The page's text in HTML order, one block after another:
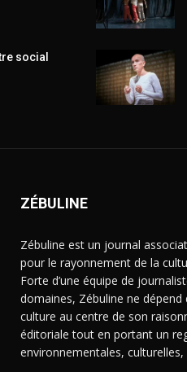
social
ZÉBULINE
Zébuline est un journal
pour le rayonnement de la
Forte d’une équipe de
domaines, Zébuline ne dépend
culture au centre de son
éditoriale tout en portant un
environnementales,